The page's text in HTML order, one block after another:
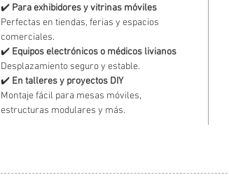
✔️ Para exhibidores y vitrinas móviles
Perfectas en tiendas, ferias y espacios
comerciales.
✔️ Equipos electrónicos o médicos livianos
Desplazamiento seguro y estable.
✔️ En talleres y proyectos DIY
Montaje fácil para mesas móviles,
estructuras modulares y más.